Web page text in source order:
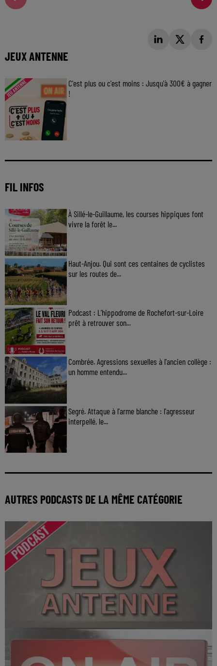
JEUX ANTENNE
C'est plus ou c'est moins : Jusqu'à 300€ à gagner
!
FIL INFOS
À Sillé-le-Guillaume, les courses hippiques font
vivre la forêt le...
Haut-Anjou. Qui sont ces centaines de cyclistes
sur les routes de...
Podcast : L’hippodrome de Rochefort-sur-Loire
prêt à retrouver son...
Combrée. Agressions sexuelles à l'ancien collège :
un homme entendu...
Segré. Attaque à l'arme blanche : l'agresseur
interpellé, le...
AUTRES PODCASTS DE LA MÊME CATÉGORIE